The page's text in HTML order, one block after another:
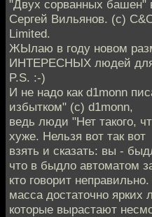
"Двух сорванных башен"
Сергей Вильянов. (с)
Limited.
ЖЫлаю в году новом
ИНТЕРЕСНЫХ людей
P.S. :-)
И не надо как d1monn
избытком" (с) d1monn,
ведь люди "Нет такого,
хуже. Нельзя вот так вот
взять и сказать: вы -
что в быдло автоматом
кто говорит
масса достаточно ярких
которые вырастают